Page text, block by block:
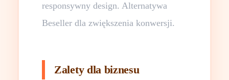
responsywny design. Alternatywa
Beseller dla zwiększenia konwersji.
Zalety dla biznesu